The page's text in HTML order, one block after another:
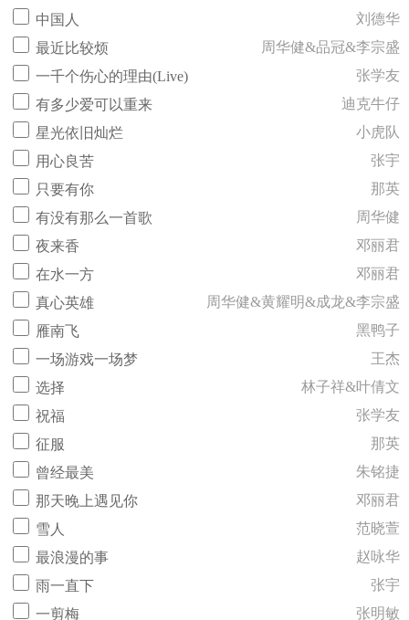
中国人
刘德华
最近比较烦
周华健&品冠&李宗盛
一千个伤心的理由(Live)
张学友
有多少爱可以重来
迪克牛仔
星光依旧灿烂
小虎队
用心良苦
张宇
只要有你
那英
有没有那么一首歌
周华健
夜来香
邓丽君
在水一方
邓丽君
真心英雄
周华健&黄耀明&成龙&李宗盛
雁南飞
黑鸭子
一场游戏一场梦
王杰
选择
林子祥&叶倩文
祝福
张学友
征服
那英
曾经最美
朱铭捷
那天晚上遇见你
邓丽君
雪人
范晓萱
最浪漫的事
赵咏华
雨一直下
张宇
一剪梅
张明敏